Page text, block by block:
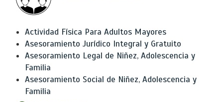
Actividad Física Para Adultos Mayores
Asesoramiento Jurídico Integral y Gratuito
Asesoramiento Legal de Niñez, Adolescencia y
Familia
Asesoramiento Social de Niñez, Adolescencia y
Familia